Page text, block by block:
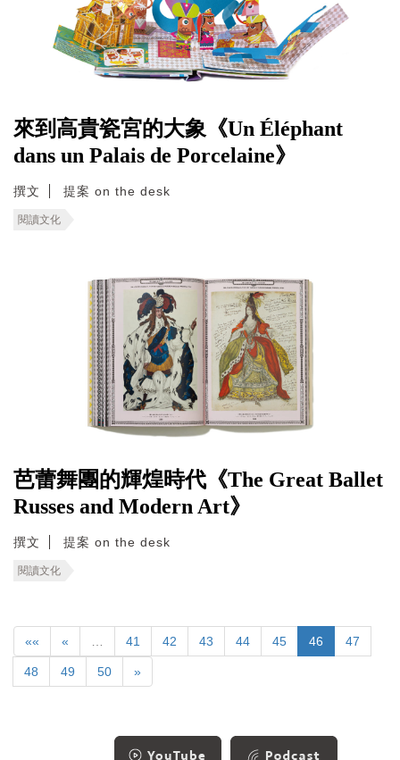
來到高貴瓷宮的大象《Un Éléphant
dans un Palais de Porcelaine》
撰文 提案 on the desk
閱讀文化
芭蕾舞團的輝煌時代《The Great Ballet
Russes and Modern Art》
撰文 提案 on the desk
閱讀文化
«« « 41 42 43 44 45 46 47
48 49 50 »